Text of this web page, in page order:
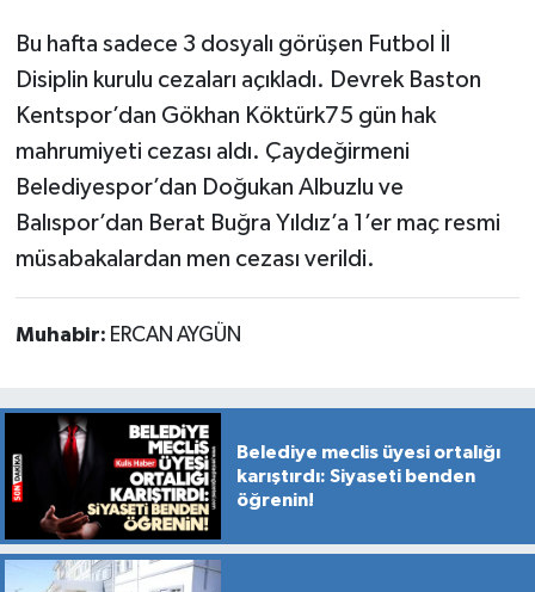
Bu hafta sadece 3 dosyalı görüşen Futbol İl
Disiplin kurulu cezaları açıkladı. Devrek Baston
Kentspor’dan Gökhan Köktürk75 gün hak
mahrumiyeti cezası aldı. Çaydeğirmeni
Belediyespor’dan Doğukan Albuzlu ve
Balıspor’dan Berat Buğra Yıldız’a 1’er maç resmi
müsabakalardan men cezası verildi.
Muhabir: ERCAN AYGÜN
Belediye meclis üyesi ortalığı
karıştırdı: Siyaseti benden
öğrenin!